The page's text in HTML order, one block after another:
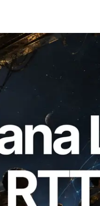
Slot API
vực toàn cầu —
cũng chính